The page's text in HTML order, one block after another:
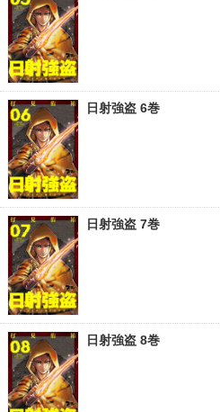
日射強盗 6巻
日射強盗 7巻
日射強盗 8巻